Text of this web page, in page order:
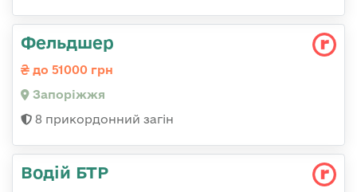
Фельдшер
до 51000 грн
Запоріжжя
8 прикордонний загін
Водій БТР